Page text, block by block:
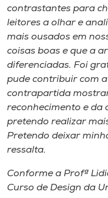
contrastantes para
leitores a olhar e
mais ousados em
coisas boas e que a
diferenciadas. Foi
pude contribuir com
contrapartida
reconhecimento e da
pretendo realizar
Pretendo deixar
ressalta.
Conforme a Profª
Curso de Design da